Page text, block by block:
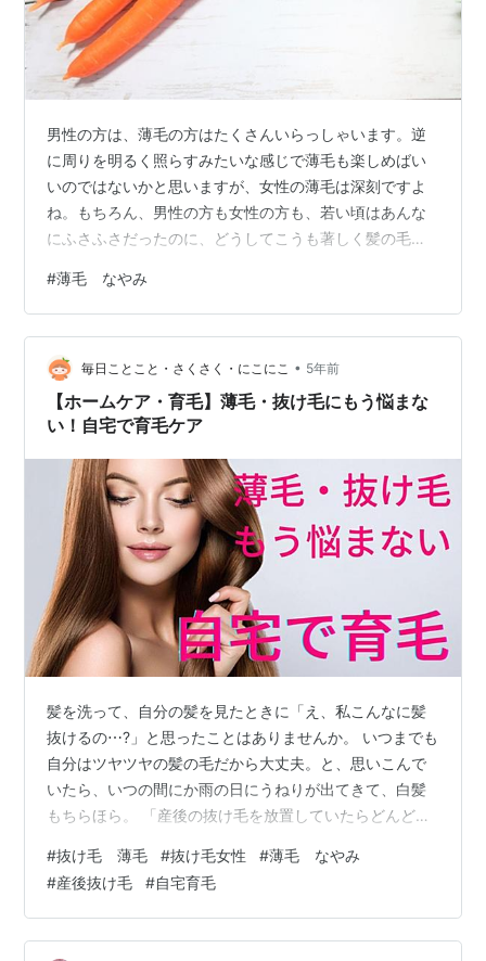
男性の方は、薄毛の方はたくさんいらっしゃいます。逆
に周りを明るく照らすみたいな感じで薄毛も楽しめばい
いのではないかと思いますが、女性の薄毛は深刻ですよ
ね。もちろん、男性の方も女性の方も、若い頃はあんな
にふさふさだったのに、どうしてこうも著しく髪の毛の
毛自体が細くなっているのですね。髪が薄くなったのを
隠すために、髪を伸ばして、増えてるように見せかけた
り、髪を結ぶと本当に薄いのが目立ってしまうので、髪
は結ばないとか、パーマをかけて、量を多く見せると
か、そんな方法を考えているという人もいるかと思いま
す。 私は別に、髪の毛をふさふさにするために食事に
#薄毛 なやみ
毎日ことこと・さくさく・にこにこ • 5年前
【ホームケア・育毛】薄毛・抜け毛にもう悩まな
い！自宅で育毛ケア
髪を洗って、自分の髪を見たときに「え、私こんなに髪
抜けるの⋯?」と思ったことはありませんか。 いつまでも
自分はツヤツヤの髪の毛だから大丈夫。と、思いこんで
いたら、いつの間にか雨の日にうねりが出てきて、白髪
もちらほら。 「産後の抜け毛を放置していたらどんど
でも、自分の髪が気になって気になって・・。薄毛をカ
バーするためのヘアセットが毎朝大変だったんです。」
数ヵ月前まで自分でもショックを受ける程の「薄毛」に
悩まされていたという、KUさん（49歳）。 手当たり次
#抜け毛 薄毛 #抜け毛女性 #薄毛 なやみ
#産後抜け毛 #自宅育毛